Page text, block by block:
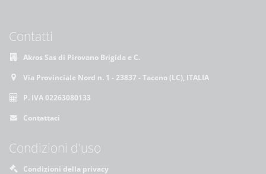
Contatti
Akros Sas di Pirovano Brigida e C.
Via Provinciale Nord n. 1 - 23837 - Taceno (LC), ITALIA
P. IVA 02263080133
Contattaci
Condizioni d'uso
Condizioni della privacy